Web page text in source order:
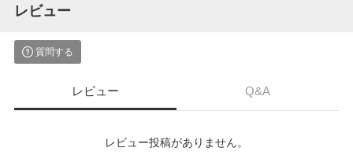
レビュー
質問する
レビュー Q&A
レビュー投稿がありません。